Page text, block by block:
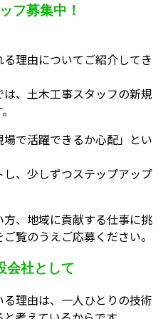
フ募集中！
理由についてご紹介してき
、土木工事スタッフの新規
場で活躍できるか心配」とい
、少しずつステップアップ
、地域に貢献する仕事に挑
ご覧のうえご応募ください。
会社として
理由は、一人ひとりの技術